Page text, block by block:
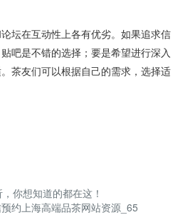
坛在互动性上各有优劣。如果追求信
吧是不错的选择；要是希望进行深入
茶友们可以根据自己的需求，选择适
你想知道的都在这！
约上海高端品茶网站资源_65